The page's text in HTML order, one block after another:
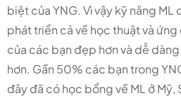
biệt của YNG. Vì vậy kỹ năng
phát triển cả về học thuật và
của các bạn đẹp hơn và dễ
hơn. Gần 50% các bạn trong
đây đã có học bổng về ML ở Mỹ,